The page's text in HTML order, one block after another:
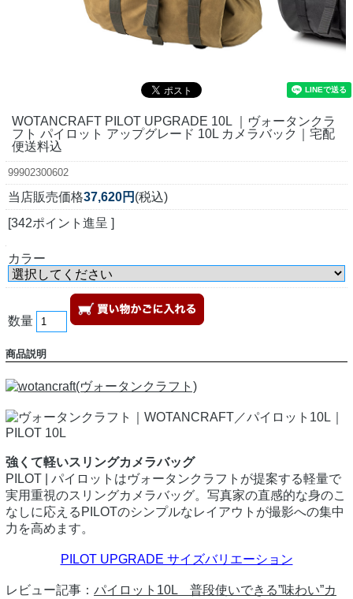
WOTANCRAFT PILOT UPGRADE 10L ｜ヴォータンクラ
フト パイロット アップグレード 10L カメラバック｜宅配
便送料込
99902300602
当店販売価格37,620円 (税込)
[342ポイント進呈 ]
カラー
数量
商品説明
強くて軽いスリングカメラバッグ
PILOT | パイロットはヴォータンクラフトが提案する軽量で
実用重視のスリングカメラバッグ。写真家の直感的な身のこ
なしに応えるPILOTのシンプルなレイアウトが撮影への集中
力を高めます。
PILOT UPGRADE サイズバリエーション
レビュー記事： パイロット10L 普段使いできる”味わい”カ